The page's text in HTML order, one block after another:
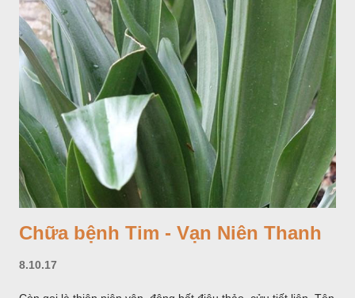
Chữa bệnh Tim - Vạn Niên Thanh
8.10.17